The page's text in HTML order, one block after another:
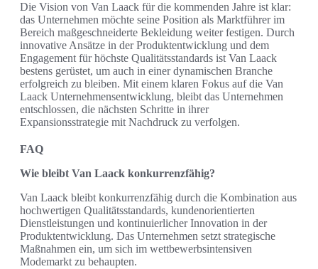
Die Vision von Van Laack für die kommenden Jahre ist klar:
das Unternehmen möchte seine Position als Marktführer im
Bereich maßgeschneiderte Bekleidung weiter festigen. Durch
innovative Ansätze in der Produktentwicklung und dem
Engagement für höchste Qualitätsstandards ist Van Laack
bestens gerüstet, um auch in einer dynamischen Branche
erfolgreich zu bleiben. Mit einem klaren Fokus auf die Van
Laack Unternehmensentwicklung, bleibt das Unternehmen
entschlossen, die nächsten Schritte in ihrer
Expansionsstrategie mit Nachdruck zu verfolgen.
FAQ
Wie bleibt Van Laack konkurrenzfähig?
Van Laack bleibt konkurrenzfähig durch die Kombination aus
hochwertigen Qualitätsstandards, kundenorientierten
Dienstleistungen und kontinuierlicher Innovation in der
Produktentwicklung. Das Unternehmen setzt strategische
Maßnahmen ein, um sich im wettbewerbsintensiven
Modemarkt zu behaupten.